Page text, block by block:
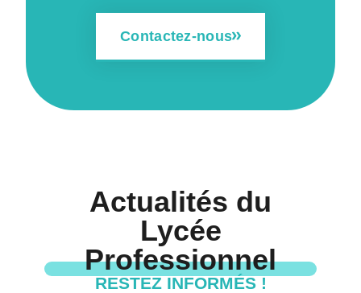
Contactez-nous
Actualités du
Lycée
Professionnel
RESTEZ INFORMÉS !